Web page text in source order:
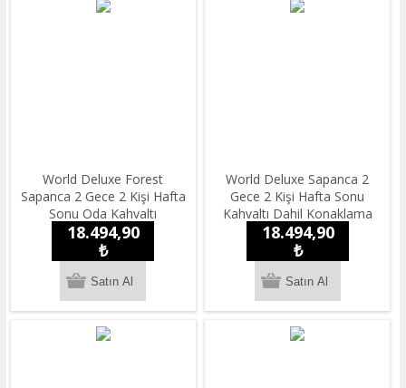
World Deluxe Forest
Sapanca 2 Gece 2 Kişi Hafta
Sonu Oda Kahvaltı
Konaklama
18.494,90
₺
World Deluxe Sapanca 2
Gece 2 Kişi Hafta Sonu
Kahvaltı Dahil Konaklama
18.494,90
₺